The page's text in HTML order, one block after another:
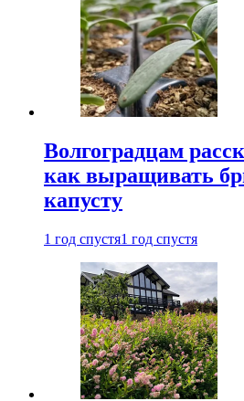
Волгоградцам
как выращивать
капусту
1 год спустя1 год спустя